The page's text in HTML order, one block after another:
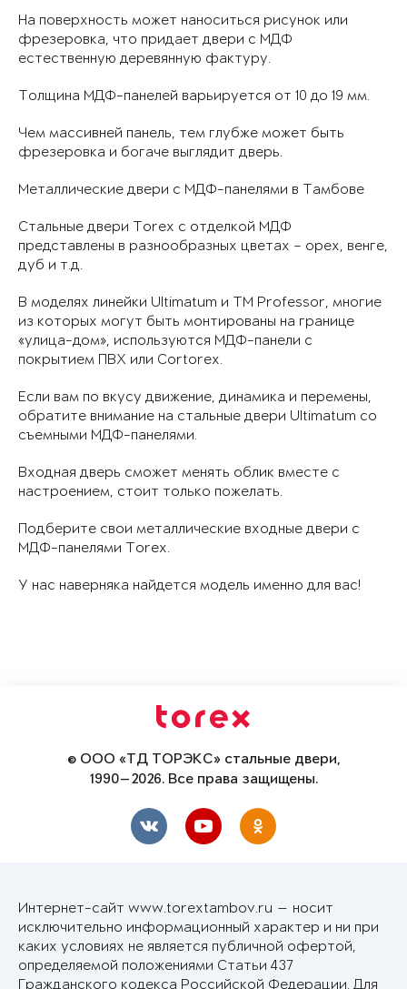
На поверхность может наноситься рисунок или
фрезеровка, что придает двери с МДФ
естественную деревянную фактуру.
Толщина МДФ-панелей варьируется от 10 до 19 мм.
Чем массивней панель, тем глубже может быть
фрезеровка и богаче выглядит дверь.
Металлические двери с МДФ-панелями в Тамбове
Стальные двери Torex с отделкой МДФ
представлены в разнообразных цветах – орех, венге,
дуб и т.д.
В моделях линейки Ultimatum и TM Professor, многие
из которых могут быть монтированы на границе
«улица-дом», используются МДФ-панели с
покрытием ПВХ или Cortorex.
Если вам по вкусу движение, динамика и перемены,
обратите внимание на стальные двери Ultimatum со
съемными МДФ-панелями.
Входная дверь сможет менять облик вместе с
настроением, стоит только пожелать.
Подберите свои металлические входные двери с
МДФ-панелями Torex.
У нас наверняка найдется модель именно для вас!
© ООО «ТД ТОРЭКС» стальные двери,
1990—2026. Все права защищены.
Интернет-сайт www.torextambov.ru — носит
исключительно информационный характер и ни при
каких условиях не является публичной офертой,
определяемой положениями Статьи 437
Гражданского кодекса Российской Федерации. Для